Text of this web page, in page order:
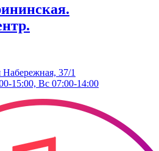
Набережная, 37/1
15:00, Вс 07:00-14:00